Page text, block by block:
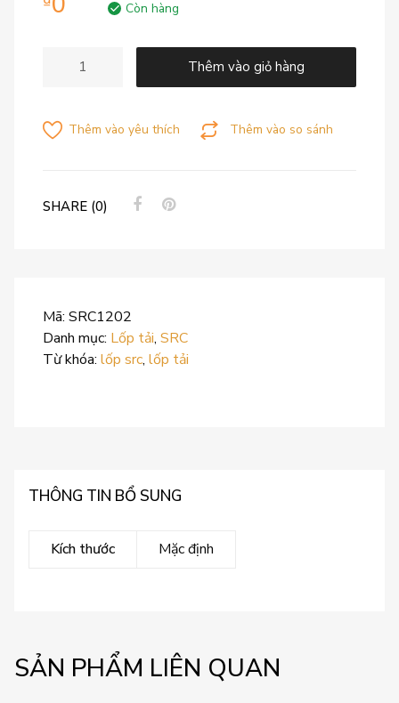
Còn hàng
Thêm vào giỏ hàng
Thêm vào so sánh
Thêm vào yêu thích
SHARE (0)
Mã: SRC1202
Danh mục: Lốp tải, SRC
Từ khóa: lốp src, lốp tải
THÔNG TIN BỔ SUNG
Kích thước Mặc định
SẢN PHẨM LIÊN QUAN